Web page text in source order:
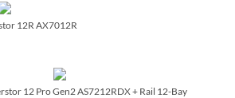
12R AX7012R
12 Pro Gen2 AS7212RDX + Rail 12-Bay